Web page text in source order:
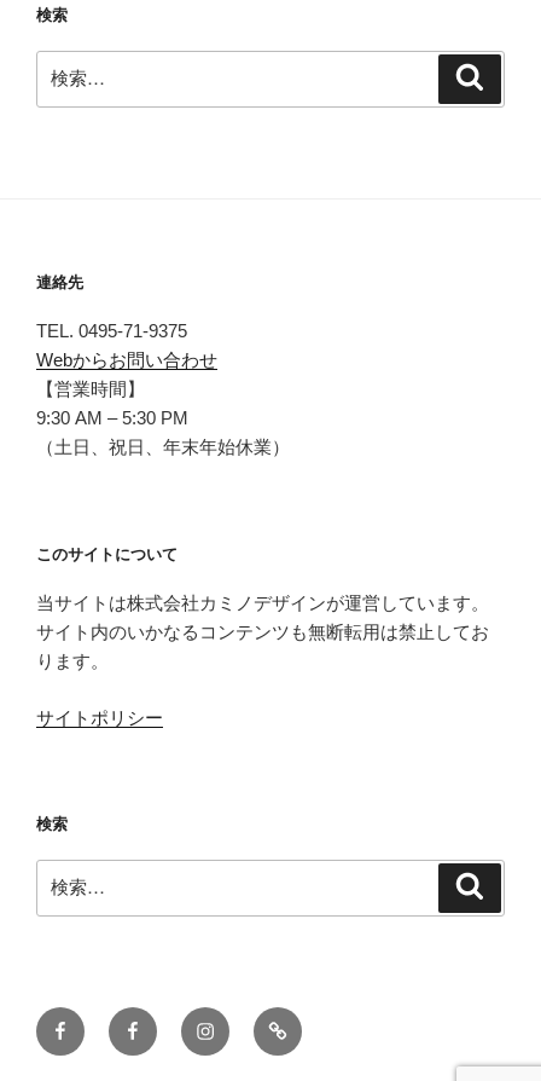
検索
索:
連絡先
TEL. 0495-71-9375
Webからお問い合わせ
【営業時間】
9:30 AM – 5:30 PM
（土日、祝日、年末年始休業）
このサイトについて
当サイトは株式会社カミノデザインが運営しています。
サイト内のいかなるコンテンツも無断転用は禁止してお
ります。
サイトポリシー
検索
索:
Facebook_
カ
Facebook_Teat_CAMINO
InstagramMail_
メ